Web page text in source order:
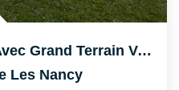
Ensemble Immobilier Avec Grand Terrain Vandoeuvre Limite...
Les Nancy